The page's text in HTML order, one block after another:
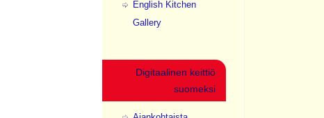
English Kitchen
Gallery
Digitaalinen keittiö
suomeksi